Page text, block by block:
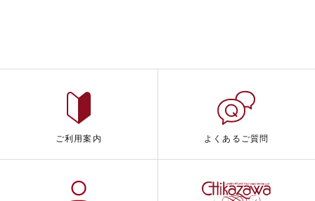
ご利用案内 よくあるご質問